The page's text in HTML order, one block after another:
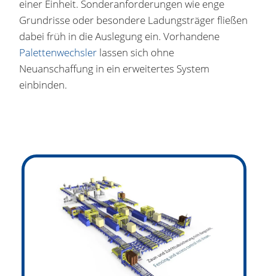
einer Einheit. Sonderanforderungen wie enge
Grundrisse oder besondere Ladungsträger fließen
dabei früh in die Auslegung ein. Vorhandene
Palettenwechsler lassen sich ohne
Neuanschaffung in ein erweitertes System
einbinden.